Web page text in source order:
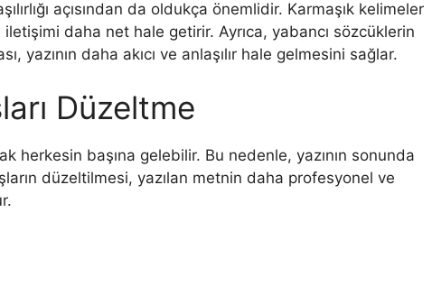
açısından da oldukça önemlidir. Karmaşık kelimeler
daha net hale getirir. Ayrıca, yabancı sözcüklerin
yazının daha akıcı ve anlaşılır hale gelmesini sağlar.
Düzeltme
herkesin başına gelebilir. Bu nedenle, yazının sonunda
düzeltilmesi, yazılan metnin daha profesyonel ve